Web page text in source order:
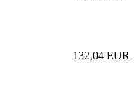
132,04 EUR